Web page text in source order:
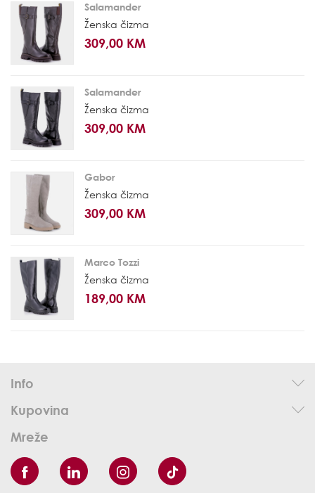
Salamander
Ženska čizma
309,00 KM
Salamander
Ženska čizma
309,00 KM
Gabor
Ženska čizma
309,00 KM
Marco Tozzi
Ženska čizma
189,00 KM
Info
Kupovina
Mreže